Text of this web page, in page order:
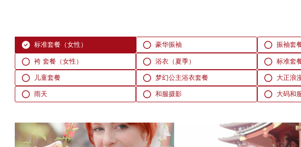
标准套餐（女性） 豪华振袖 振袖套
袴 套餐（女性） 浴衣（夏季） 标准套
儿童套餐 梦幻公主浴衣套餐 大正浪
雨天 和服摄影 大码和